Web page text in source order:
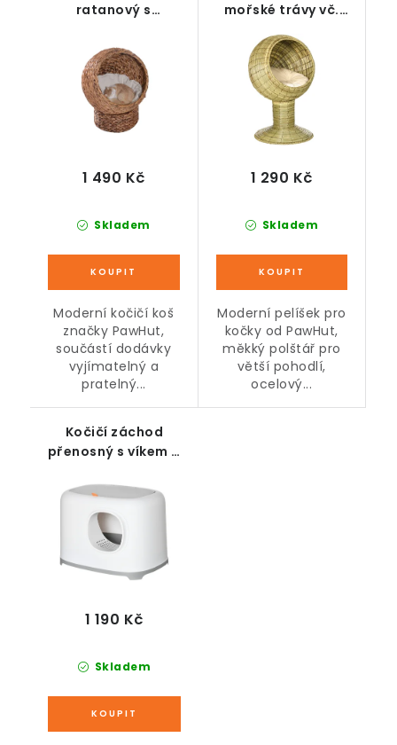
ratanový s
60 cm
Skladem
1 490 Kč
Moderní kočičí koš
značky PawHut,
součástí dodávky
vyjímatelný a
pratelný...
mořské trávy vč.
71,5 cm
Skladem
1 290 Kč
Moderní pelíšek pro
kočky od PawHut,
měkký polštář pro
větší pohodlí,
ocelový...
Kočičí záchod
přenosný s víkem a
Skladem
1 190 Kč